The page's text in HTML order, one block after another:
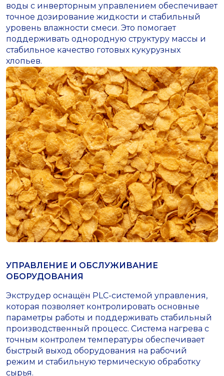
воды с инверторным управлением обеспечивает
точное дозирование жидкости и стабильный
уровень влажности смеси. Это помогает
поддерживать однородную структуру массы и
стабильное качество готовых кукурузных
хлопьев.
УПРАВЛЕНИЕ И ОБСЛУЖИВАНИЕ
ОБОРУДОВАНИЯ
Экструдер оснащён PLC-системой управления,
которая позволяет контролировать основные
параметры работы и поддерживать стабильный
производственный процесс. Система нагрева с
точным контролем температуры обеспечивает
быстрый выход оборудования на рабочий
режим и стабильную термическую обработку
сырья.